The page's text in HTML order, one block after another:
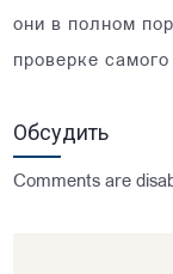
они в полном
проверке
Обсудить
Comments are